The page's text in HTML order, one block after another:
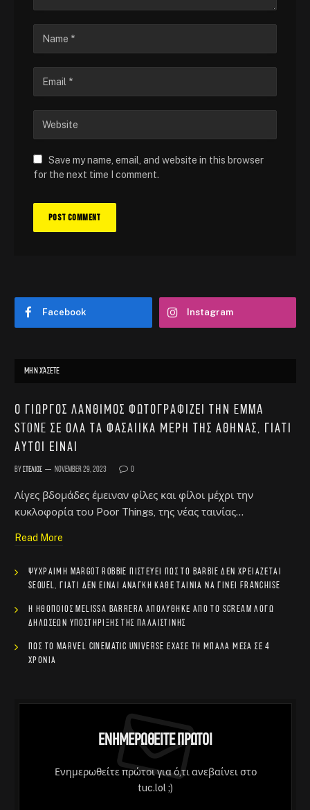
Save my name, email, and website in this browser
for the next time I comment.
Facebook Instagram
ΜΗΝ ΧΆΣΕΤΕ
Ο Γιώργος Λάνθιμος φωτογραφίζει την Emma
Stone σε όλα τα φασαίικα μέρη της Αθήνας, γιατί
αυτοί είναι
ByΣτέλιος November 29, 2023 0
Λίγες βδομάδες έμειναν φίλες και φίλοι μέχρι την
κυκλοφορία του Poor Things, της νέας ταινίας…
Read More
Ψύχραιμη Margot Robbie πιστεύει πως το Barbie δεν χρειάζεται
sequel, γιατί δεν είναι ανάγκη κάθε ταινία να γίνει franchise
Η ηθοποιός Melissa Barrera απολύθηκε από το Scream λόγω
δηλώσεων υποστήριξης της Παλαιστίνης
Πώς το Marvel Cinematic Universe έχασε τη μπάλα μέσα σε 4
χρόνια
Ενημερωθείτε Πρώτοι
Ενημερωθείτε πρώτοι για ό,τι ανεβαίνει στο
tuc.lol ;)